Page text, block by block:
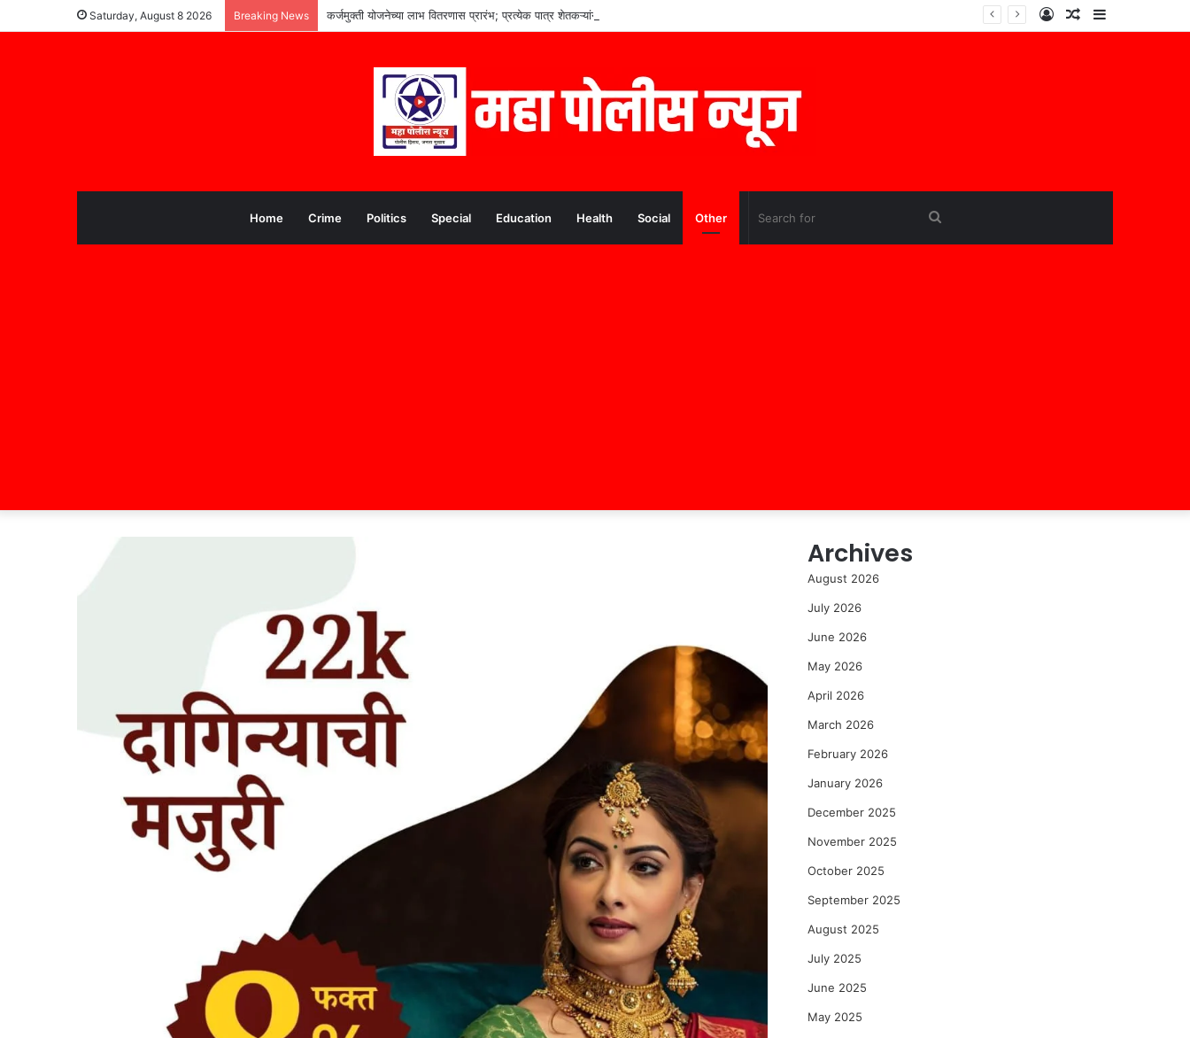
Saturday, August 8 2026 Breaking News कर्जमुक्ती योजनेच्या लाभ वितरणास प्रारंभ; प्रत्येक पात्र शेतकऱ्यांना लाभ मिळणार– मुख्यमंत्री देवेंद्र फडणवीस Sidebar
Random
Log
Home Crime Politics Special Education Health Social Other
Archives
August 2026
July 2026
June 2026
May 2026
April 2026
March 2026
February 2026
January 2026
December 2025
November 2025
October 2025
September 2025
August 2025
July 2025
June 2025
May 2025